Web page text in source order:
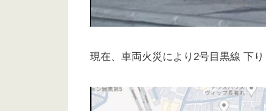
現在、車両火災により2号目黒線 下